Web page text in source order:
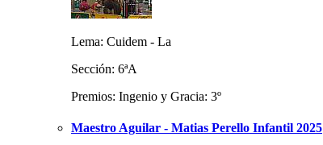
Lema: Cuidem - La
Sección: 6ªA
Premios: Ingenio y Gracia: 3º
Maestro Aguilar - Matias Perello Infantil 2025